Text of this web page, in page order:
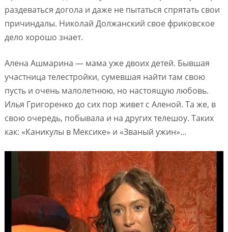
раздеваться догола и даже не пытаться спрятать свои
причиндалы. Николай Должанский свое фриковское
дело хорошо знает.
Алена Ашмарина — мама уже двоих детей. Бывшая
участница телестройки, сумевшая найти там свою
пусть и очень малолетнюю, но настоящую любовь.
Илья Григоренко до сих пор живет с Аленой. Та же, в
свою очередь, побывала и на других телешоу. Таких
как: «Каникулы в Мексике» и «Званый ужин»…